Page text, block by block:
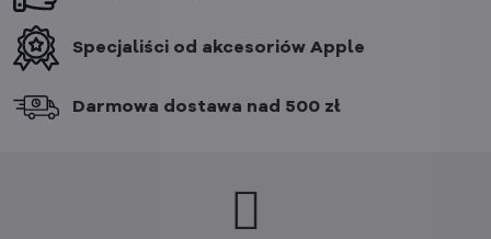
Specjaliści od akcesoriów Apple
Darmowa dostawa nad 500 zł